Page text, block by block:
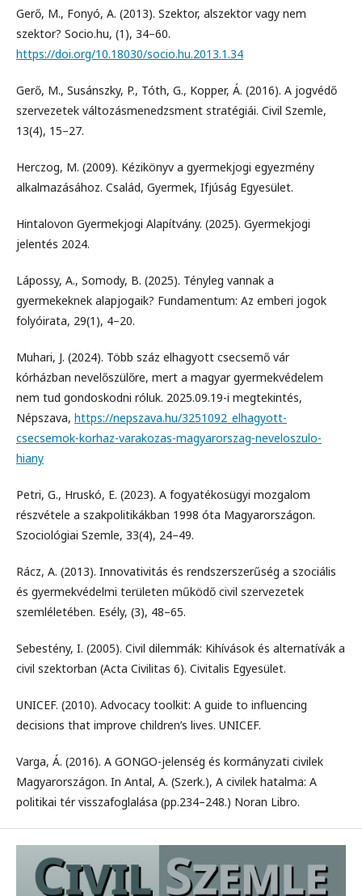
Gerő, M., Fonyó, A. (2013). Szektor, alszektor vagy nem
szektor? Socio.hu, (1), 34–60.
https://doi.org/10.18030/socio.hu.2013.1.34
Gerő, M., Susánszky, P., Tóth, G., Kopper, Á. (2016). A jogvédő
szervezetek változásmenedzsment stratégiái. Civil Szemle,
13(4), 15–27.
Herczog, M. (2009). Kézikönyv a gyermekjogi egyezmény
alkalmazásához. Család, Gyermek, Ifjúság Egyesület.
Hintalovon Gyermekjogi Alapítvány. (2025). Gyermekjogi
jelentés 2024.
Lápossy, A., Somody, B. (2025). Tényleg vannak a
gyermekeknek alapjogaik? Fundamentum: Az emberi jogok
folyóirata, 29(1), 4–20.
Muhari, J. (2024). Több száz elhagyott csecsemő vár
kórházban nevelőszülőre, mert a magyar gyermekvédelem
nem tud gondoskodni róluk. 2025.09.19-i megtekintés,
Népszava, https://nepszava.hu/3251092_elhagyott-
csecsemok-korhaz-varakozas-magyarorszag-neveloszulo-
hiany
Petri, G., Hruskó, E. (2023). A fogyatékosügyi mozgalom
részvétele a szakpolitikákban 1998 óta Magyarországon.
Szociológiai Szemle, 33(4), 24–49.
Rácz, A. (2013). Innovativitás és rendszerszerűség a szociális
és gyermekvédelmi területen működő civil szervezetek
szemléletében. Esély, (3), 48–65.
Sebestény, I. (2005). Civil dilemmák: Kihívások és alternatívák a
civil szektorban (Acta Civilitas 6). Civitalis Egyesület.
UNICEF. (2010). Advocacy toolkit: A guide to influencing
decisions that improve children’s lives. UNICEF.
Varga, Á. (2016). A GONGO-jelenség és kormányzati civilek
Magyarországon. In Antal, A. (Szerk.), A civilek hatalma: A
politikai tér visszafoglalása (pp.234–248.) Noran Libro.